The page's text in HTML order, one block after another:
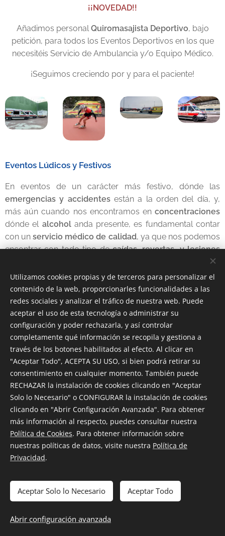
¡¡NOVEDAD!!
Añadimos personalQuiromasajista Deportivo, bajo
petición, para todos los Eventos Deportivos en los que
necesitéis Servicio de Ambulancia y/o Equipo Médico.
¡Seguimos creciendo por y para el paciente!
Eventos Lúdicos y Festivos
En eventos de un carácter más festivo, dónde las
emergencias y accidentesestán a la orden del día, y,
más aún cuando nos encontramos en concentraciones
dónde el alcoholanda presente, es fundamental contar
con unservicio médico de calidad, ya que nos podemos
encontrar con todo tipo decaídas, reyertas, y lesiones
y, de esta forma, aportaremos un
extra de seguridad a los asistentes y organizadores.
Para más información respecto a nuestro servicio de
ambulancias para su evento, o quiere preguntarnos por
un presupuesto sin compromiso, no dude en ponerse en
contacto
con nosotros.
© 2025 Enfermerías Emilio |Política de Privacidad|Aviso Legal
Política de Cookies
Utilizamos cookies propias y de terceros para personalizar el
contenido de la web, proporcionarles funcionalidades a las
redes sociales y analizar el tráfico de nuestra web. Puede
aceptar el uso de esta tecnología o administrar su
configuración y poder rechazarla, y así controlar
completamente qué información se recopila y gestiona a
través de los botones habilitados al efecto. Al clicar en
"Aceptar Todo", ACEPTA SU USO, si bien podrá retirar su
consentimiento en cualquier momento. También puede
RECHAZAR la instalación de cookies clicando en "Aceptar
Solo lo Necesario" o CONFIGURAR la instalación de cookies
clicando en "Abrir Configuración Avanzada". Para obtener
más información al respecto, puedes consultar nuestra
Política de Cookies. Para obtener información sobre
nuestras políticas de datos, visite nuestra Política de
Privacidad.
Aceptar Solo lo Necesario Aceptar Todo
Abrir configuración avanzada